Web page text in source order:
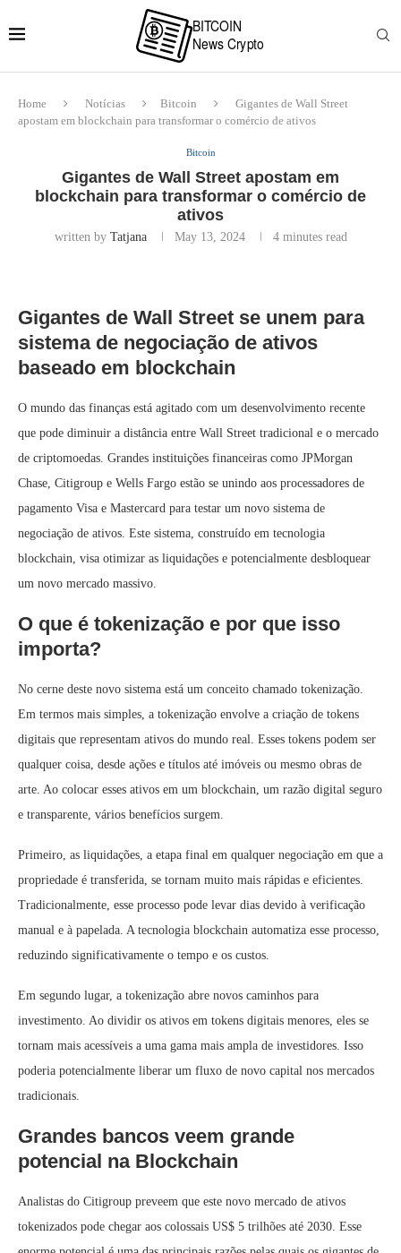
Home Notícias Bitcoin
Gigantes de Wall Street
apostam em blockchain para transformar o comércio de ativos
Bitcoin
Gigantes de Wall Street apostam em
blockchain para transformar o comércio de
ativos
written by Tatjana May 13, 2024 4 minutes read
Gigantes de Wall Street se unem para
sistema de negociação de ativos
baseado em blockchain
O mundo das finanças está agitado com um desenvolvimento recente
que pode diminuir a distância entre Wall Street tradicional e o mercado
de criptomoedas. Grandes instituições financeiras como JPMorgan
Chase, Citigroup e Wells Fargo estão se unindo aos processadores de
pagamento Visa e Mastercard para testar um novo sistema de
negociação de ativos. Este sistema, construído em tecnologia
blockchain, visa otimizar as liquidações e potencialmente desbloquear
um novo mercado massivo.
O que é tokenização e por que isso
importa?
No cerne deste novo sistema está um conceito chamado tokenização.
Em termos mais simples, a tokenização envolve a criação de tokens
digitais que representam ativos do mundo real. Esses tokens podem ser
qualquer coisa, desde ações e títulos até imóveis ou mesmo obras de
arte. Ao colocar esses ativos em um blockchain, um razão digital seguro
e transparente, vários benefícios surgem.
Primeiro, as liquidações, a etapa final em qualquer negociação em que a
propriedade é transferida, se tornam muito mais rápidas e eficientes.
Tradicionalmente, esse processo pode levar dias devido à verificação
manual e à papelada. A tecnologia blockchain automatiza esse processo,
reduzindo significativamente o tempo e os custos.
Em segundo lugar, a tokenização abre novos caminhos para
investimento. Ao dividir os ativos em tokens digitais menores, eles se
tornam mais acessíveis a uma gama mais ampla de investidores. Isso
poderia potencialmente liberar um fluxo de novo capital nos mercados
tradicionais.
Grandes bancos veem grande
potencial na Blockchain
Analistas do Citigroup preveem que este novo mercado de ativos
tokenizados pode chegar aos colossais US$ 5 trilhões até 2030. Esse